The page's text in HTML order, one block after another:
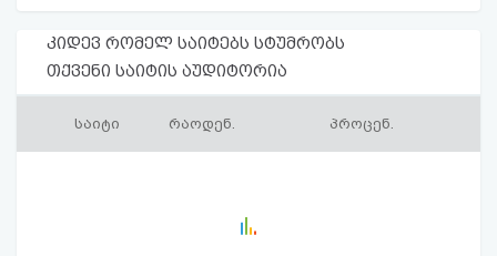
კიდევ რომელ საიტებს სტუმრობს
თქვენი საიტის აუდიტორია
საიტი რაოდენ. პროცენ.